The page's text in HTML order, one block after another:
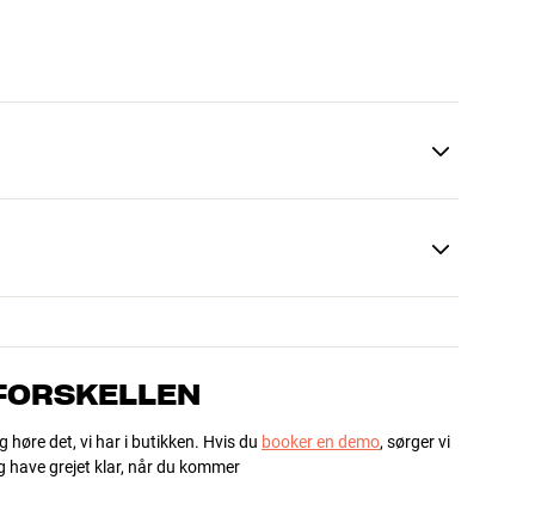
høre det, vi har i butikken. Hvis du booker en demo, sørger vi
grejet klar, når du kommer